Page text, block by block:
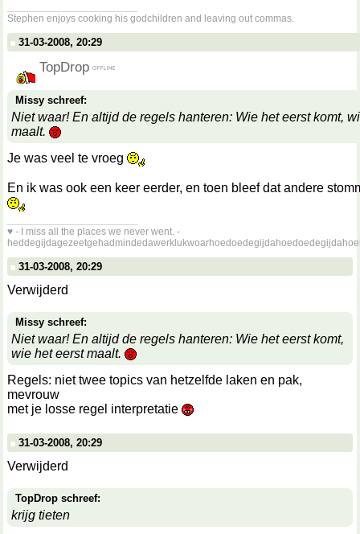
Stephen enjoys cooking his godchildren and leaving out commas.
31-03-2008, 20:29
TopDrop
Missy schreef:
Niet waar! En altijd de regels hanteren: Wie het eerst komt,
maalt.
Je was veel te vroeg
En ik was ook een keer eerder, en toen bleef dat andere
♥ - I miss all the places we never went. -
31-03-2008, 20:29
Verwijderd
Missy schreef:
Niet waar! En altijd de regels hanteren: Wie het eerst komt,
wie het eerst maalt.
Regels: niet twee topics van hetzelfde laken en pak,
mevrouw
met je losse regel interpretatie
31-03-2008, 20:29
Verwijderd
TopDrop schreef:
krijg tieten